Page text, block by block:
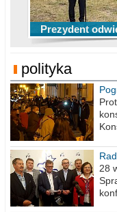
Prezydent
TOP 10
w EBL w
TOP 5 rzutów
w sezonie
polityka
28